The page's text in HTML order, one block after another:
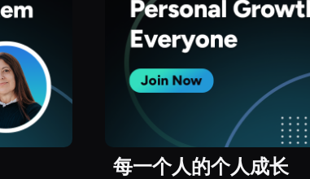
每一个人的个人成长